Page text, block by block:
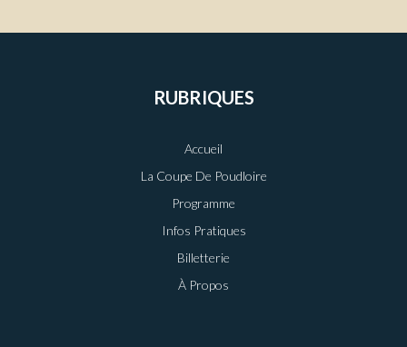
RUBRIQUES
Accueil
La Coupe De Poudloire
Programme
Infos Pratiques
Billetterie
À Propos